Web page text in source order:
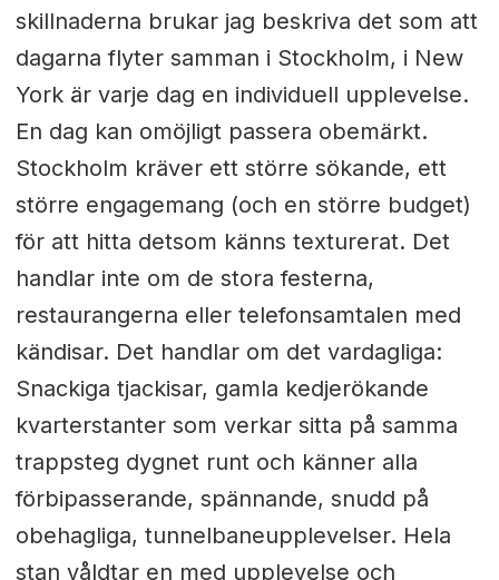
skillnaderna brukar jag beskriva det som att
dagarna flyter samman i Stockholm, i New
York är varje dag en individuell upplevelse.
En dag kan omöjligt passera obemärkt.
Stockholm kräver ett större sökande, ett
större engagemang (och en större budget)
för att hitta detsom känns texturerat. Det
handlar inte om de stora festerna,
restaurangerna eller telefonsamtalen med
kändisar. Det handlar om det vardagliga:
Snackiga tjackisar, gamla kedjerökande
kvarterstanter som verkar sitta på samma
trappsteg dygnet runt och känner alla
förbipasserande, spännande, snudd på
obehagliga, tunnelbaneupplevelser. Hela
stan våldtar en med upplevelse och